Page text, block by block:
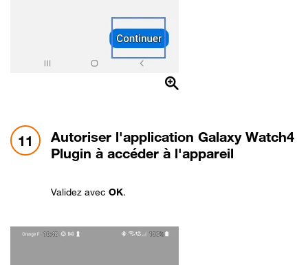
11 étape 11:
Autoriser l'application Galaxy Watch4
Plugin à accéder à l'appareil
Validez avec OK.